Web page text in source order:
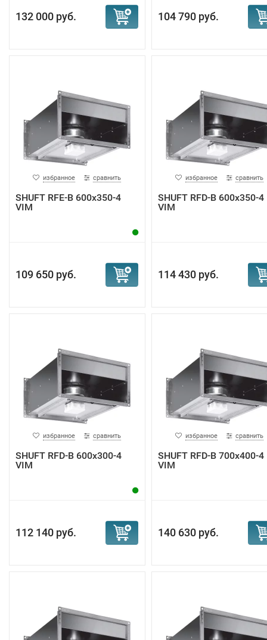
132 000 руб. 104 790 руб.
избранное сравнить
SHUFT RFE-B 600x350-4
VIM
109 650 руб.
избранное сравнить
SHUFT RFD-B 600х350-4
VIM
114 430 руб.
избранное сравнить
SHUFT RFD-B 600х300-4
VIM
112 140 руб.
избранное сравнить
SHUFT RFD-B 700х400-4
VIM
140 630 руб.